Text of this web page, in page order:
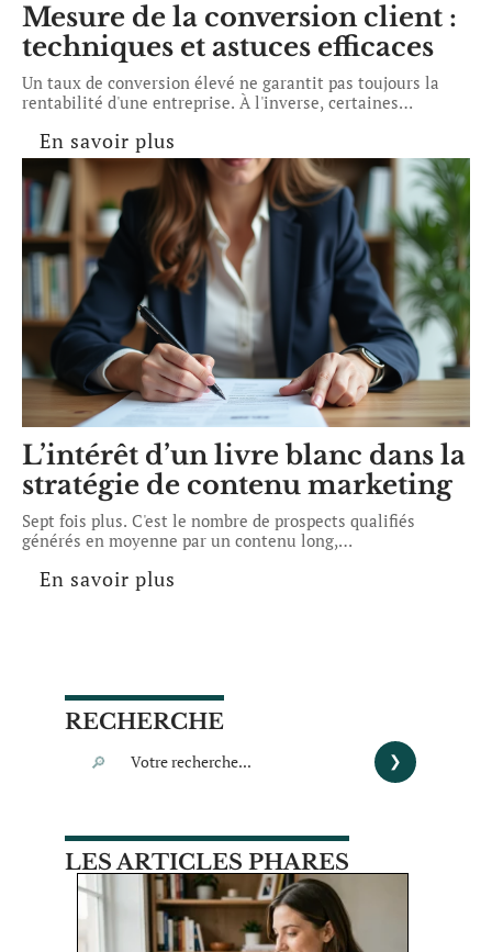
Mesure de la conversion client :
techniques et astuces efficaces
Un taux de conversion élevé ne garantit pas toujours la
rentabilité d'une entreprise. À l'inverse, certaines…
En savoir plus
L’intérêt d’un livre blanc dans la
stratégie de contenu marketing
Sept fois plus. C'est le nombre de prospects qualifiés
générés en moyenne par un contenu long,…
En savoir plus
RECHERCHE
LES ARTICLES PHARES